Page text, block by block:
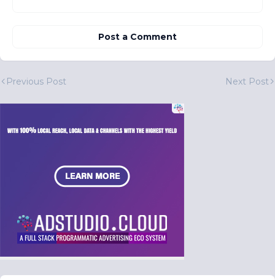
Post a Comment
Previous Post Next Post